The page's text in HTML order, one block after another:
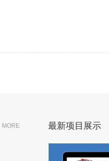
MORE 最新项目展示